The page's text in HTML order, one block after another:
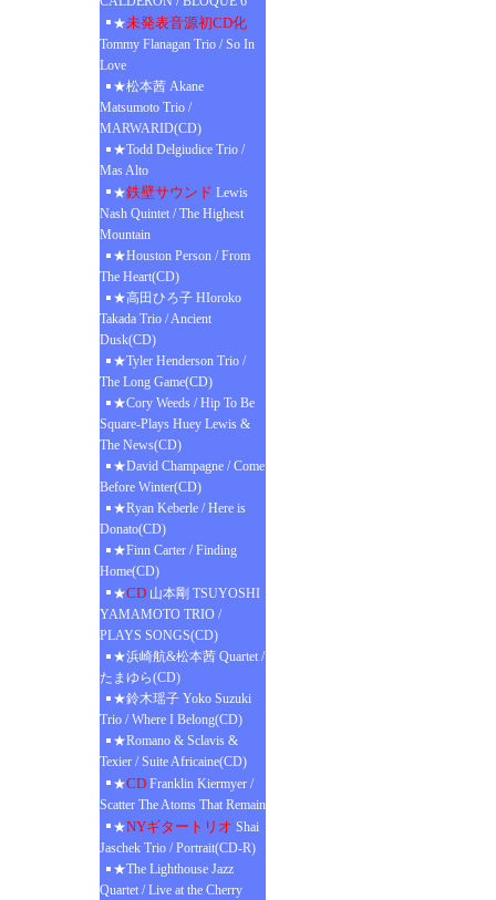
★未発表音源初CD化
Tommy Flanagan Trio / So In
Love
★松本茜 Akane
Matsumoto Trio /
MARWARID(CD)
★Todd Delgiudice Trio /
Mas Alto
★鉄壁サウンド Lewis
Nash Quintet / The Highest
Mountain
★Houston Person / From
The Heart(CD)
★高田ひろ子 HIoroko
Takada Trio / Ancient
Dusk(CD)
★Tyler Henderson Trio /
The Long Game(CD)
★Cory Weeds / Hip To Be
Square-Plays Huey Lewis &
The News(CD)
★David Champagne / Come
Before Winter(CD)
★Ryan Keberle / Here is
Donato(CD)
★Finn Carter / Finding
Home(CD)
★CD 山本剛 TSUYOSHI
YAMAMOTO TRIO /
PLAYS SONGS(CD)
★浜崎航&松本茜 Quartet /
たまゆら(CD)
★鈴木瑶子 Yoko Suzuki
Trio / Where I Belong(CD)
★Romano & Sclavis &
Texier / Suite Africaine(CD)
★CD Franklin Kiermyer /
Scatter The Atoms That Remain
★NYギタートリオ Shai
Jaschek Trio / Portrait(CD-R)
★The Lighthouse Jazz
Quartet / Live at the Cherry